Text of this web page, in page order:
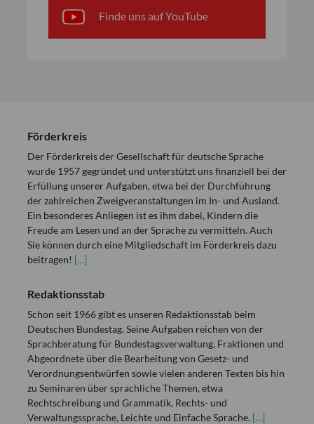
Finde uns auf YouTube
Förderkreis
Der Förderkreis der Gesellschaft für deutsche Sprache
wurde 1957 gegründet und unterstützt uns finanziell bei der
Erfüllung unserer Aufgaben, etwa bei der Durchführung
der zahlreichen Zweigveranstaltungen im In- und Ausland.
Ein besonderes Anliegen ist es ihm dabei, Kindern die
Freude am Lesen und an der Sprache zu vermitteln. Auch
Sie können durch eine Mitgliedschaft im Förderkreis dazu
beitragen! […]
Redaktionsstab
Schon seit 1966 gibt es unseren Redaktionsstab beim
Deutschen Bundestag. Seine Aufgaben reichen von der
Sprachberatung für Bundestagsverwaltung, Fraktionen und
Abgeordnete über die Bearbeitung von Gesetz- und
Verordnungsentwürfen sowie vielen anderen Texten bis hin
zu Seminaren über sprachliche Themen, etwa
Rechtschreibung und Grammatik, Rechts- und
Verwaltungssprache, Leichte und Einfache Sprache. […]